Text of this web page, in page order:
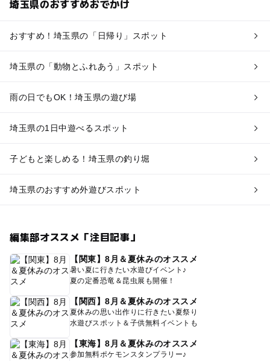
埼玉県のおすすめおでかけ
おすすめ！埼玉県の「日帰り」スポット
埼玉県の「動物とふれあう」スポット
雨の日でもOK！埼玉県の遊び場
埼玉県の1日中遊べるスポット
子どもと楽しめる！埼玉県の釣り堀
埼玉県のおすすめ外遊びスポット
編集部オススメ「注目記事」
【関東】8月＆夏休みのオススメ
暑い夏に行きたい水遊びイベント♪
夏の定番恐竜＆昆虫展も開催！
【関西】8月＆夏休みのオススメ
夏休みの思い出作りに行きたい夏祭り
水遊びスポット＆子供無料イベントも
【東海】8月＆夏休みのオススメ
参加無料ポケモンスタンプラリー♪